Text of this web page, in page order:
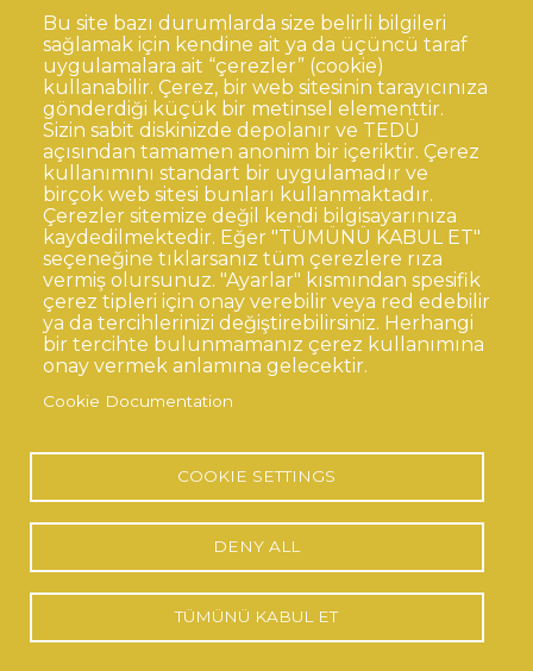
Gözde Ünsoy
Associate Professor
Bu site bazı durumlarda size belirli bilgileri
sağlamak için kendine ait ya da üçüncü taraf
uygulamalara ait “çerezler” (cookie)
kullanabilir. Çerez, bir web sitesinin tarayıcınıza
gönderdiği küçük bir metinsel elementtir.
Sizin sabit diskinizde depolanır ve TEDÜ
açısından tamamen anonim bir içeriktir. Çerez
kullanımını standart bir uygulamadır ve
birçok web sitesi bunları kullanmaktadır.
Çerezler sitemize değil kendi bilgisayarınıza
kaydedilmektedir. Eğer "TÜMÜNÜ KABUL ET"
seçeneğine tıklarsanız tüm çerezlere rıza
vermiş olursunuz. "Ayarlar" kısmından spesifik
çerez tipleri için onay verebilir veya red edebilir
ya da tercihlerinizi değiştirebilirsiniz. Herhangi
bir tercihte bulunmamanız çerez kullanımına
onay vermek anlamına gelecektir.
Cookie Documentation
COOKIE SETTINGS
DENY ALL
TÜMÜNÜ KABUL ET